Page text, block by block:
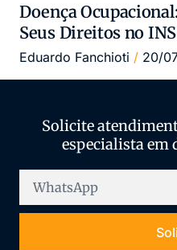
Doença
Seus Direitos no
Eduardo Fanchioti 20/
Solicite
especialista